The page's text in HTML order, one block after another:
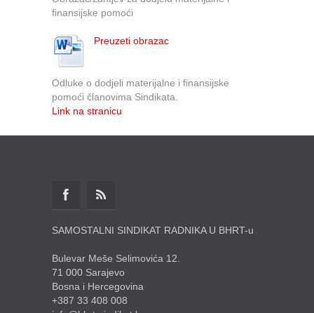
finansijske pomoći
Preuzeti obrazac
Odluke o dodjeli materijalne i finansijske
pomoći članovima Sindikata.
Link na stranicu
SAMOSTALNI SINDIKAT RADNIKA U BHRT-u
Bulevar Meše Selimovića 12.
71 000 Sarajevo
Bosna i Hercegovina
+387 33 408 008